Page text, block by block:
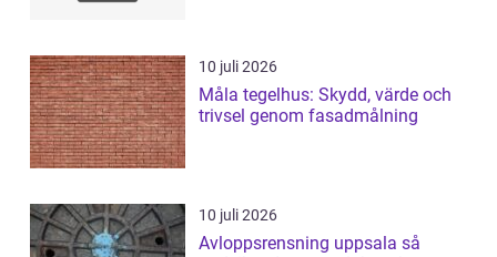
10 juli 2026
Måla tegelhus: Skydd, värde och
trivsel genom fasadmålning
10 juli 2026
Avloppsrensning uppsala så